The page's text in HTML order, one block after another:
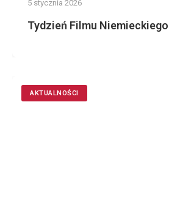
5 stycznia 2026
Tydzień Filmu
AKTUALNOŚCI